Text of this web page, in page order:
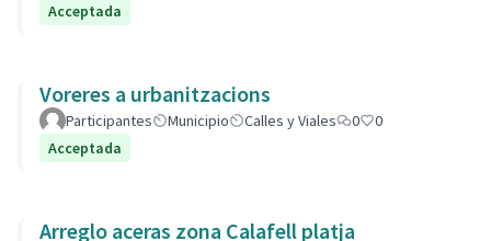
Acceptada
Voreres a urbanitzacions
Participantes Municipio Calles y Viales 0
0
Acceptada
Arreglo aceras zona Calafell platja